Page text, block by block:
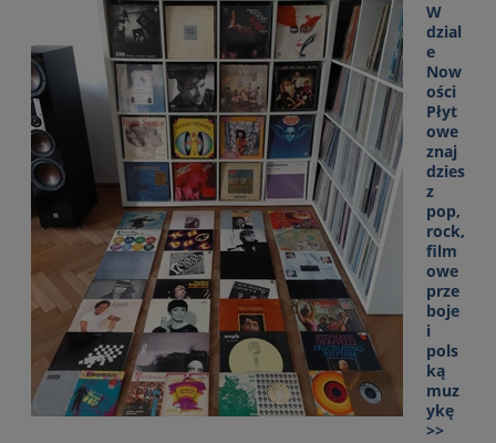
W
dzial
e
Now
ości
Płyt
owe
znaj
dzies
z
pop,
rock,
film
owe
prze
boje
i
pols
ką
muz
ykę
>>